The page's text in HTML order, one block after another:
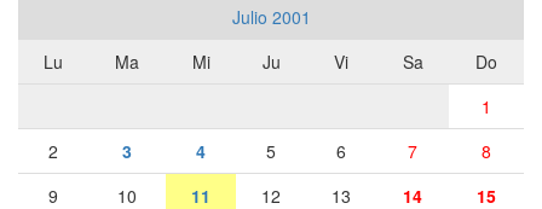
Julio 2001
Lu
Ma Mi Ju Vi Sa
Do
1
2
3 4 5 6 7
8
9
10 11 12 13 14
15